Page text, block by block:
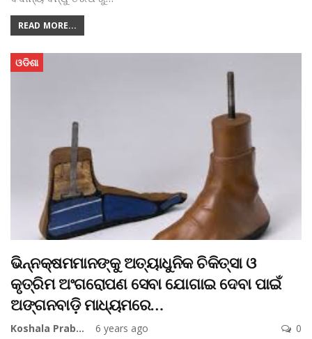
READ MORE...
ଓଡିଶା
ଭିନ୍ନକ୍ଷମମାନଙ୍କୁ ଅତ୍ୟାଧୁନିକ ଚିକିତ୍ସା ଓ
କୃତ୍ରିମ ଅଂଗରୋପଣ ସେବା ଯୋଗାଇ ଦେବା ପାଇଁ
ଅଙ୍ଗନବାଡ଼ି ମାଧ୍ୟମରେ…
Koshala Prabaha 6 years ago 0